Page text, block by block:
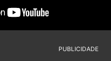
PUBLICIDADE